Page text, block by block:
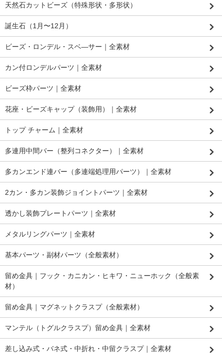
天然石カットビーズ（特殊形状・多形状）
誕生石（1月〜12月）
ビーズ・ロンデル・スベ―サー｜全素材
カン付ロンデルパーツ｜全素材
ビーズ枠パーツ｜全素材
花座・ビーズキャップ（装飾用）｜全素材
トップ チャーム｜全素材
多連用中間バー（整列コネクター）｜全素材
多カンエンド連バー（多連端処理用パーツ）｜全素材
2カン・多カン装飾ジョイントパーツ｜全素材
透かし装飾プレートパーツ｜全素材
メタルリングパーツ｜全素材
基本パーツ・副材パーツ（全般素材）
留め金具｜フック・カニカン・ヒキワ・ニューホック（全般素
材）
留め金具｜マグネットクラスプ（全般素材）
マンテル（トグルクラスプ）留め金具｜全素材
差し込み式・バネ式・中折れ・中留クラスプ｜全素材